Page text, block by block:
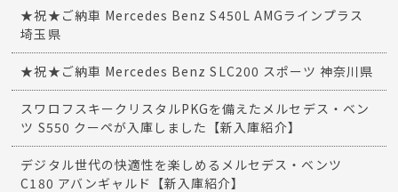
★祝★ご納車 Mercedes Benz S450L AMGラインプラス
埼玉県
★祝★ご納車 Mercedes Benz SLC200 スポーツ 神奈川県
スワロフスキークリスタルPKGを備えたメルセデス・ベン
ツ S550 クーペが入庫しました【新入庫紹介】
デジタル世代の快適性を楽しめるメルセデス・ベンツ
C180 アバンギャルド【新入庫紹介】